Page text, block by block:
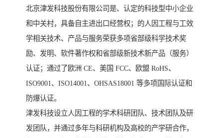
北京津发科技股份有限公司是、认定的科技型中小企业
和中关村，具备自主进出口经营权；的人因工程与工效
学相关技术、产品与服务荣获多项省部级科学技术奖
励、发明、软件著作权和省部级新技术新产品（服务）
认证；通过了欧洲 CE、美国 FCC、欧盟 RoHS、
ISO9001、ISO14001、OHSAS18001 等多项国际认证和
防爆认证。
津发科技设立人因工程的学术科研团队、技术团队及研
发团队，并通过多年与科研机构及高校的产学研合作，